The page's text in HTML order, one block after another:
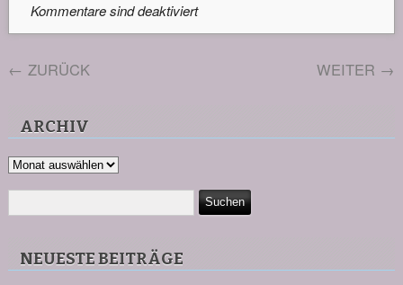
Kommentare sind deaktiviert
← ZURÜCK WEITER →
ARCHIV
Archiv
NEUESTE BEITRÄGE